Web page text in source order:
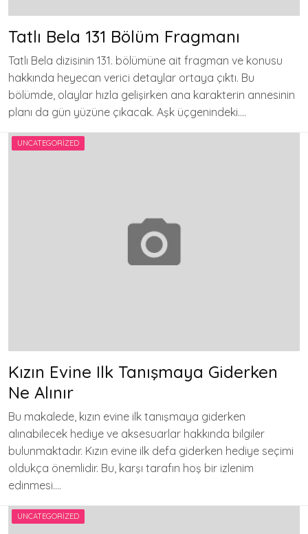
Tatlı Bela 131 Bölüm Fragmanı
Tatlı Bela dizisinin 131. bölümüne ait fragman ve konusu
hakkında heyecan verici detaylar ortaya çıktı. Bu
bölümde, olaylar hızla gelişirken ana karakterin annesinin
planı da gün yüzüne çıkacak. Aşk üçgenindeki….
UNCATEGORIZED
Kızın Evine Ilk Tanışmaya Giderken
Ne Alınır
Bu makalede, kızın evine ilk tanışmaya giderken
alınabilecek hediye ve aksesuarlar hakkında bilgiler
bulunmaktadır. Kızın evine ilk defa giderken hediye seçimi
oldukça önemlidir. Bu, karşı tarafın hoş bir izlenim
edinmesi….
UNCATEGORIZED